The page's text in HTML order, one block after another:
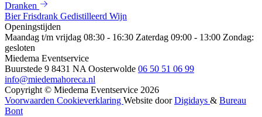
Dranken
BierFrisdrank Gedistilleerd Wijn
Openingstijden
Maandag t/m vrijdag 08:30 - 16:30 Zaterdag 09:00 - 13:00 Zondag:
gesloten
Miedema Eventservice
Buurstede 9 8431 NA Oosterwolde 06 50 51 06 99
info@miedemahoreca.nl
Copyright © Miedema Eventservice 2026
Voorwaarden Cookieverklaring Website doorDigidays & Bureau
Bont